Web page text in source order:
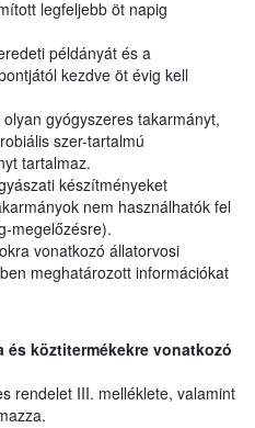
legfeljebb öt napig
példányát és a
kezdve öt évig kell
gyógyszeres takarmányt,
szer-tartalmú
tartalmaz.
készítményeket
nem használhatók fel
megelőzésre).
vonatkozó állatorvosi
meghatározott információkat
és köztitermékekre vonatkozó
rendelet III. melléklete, valamint